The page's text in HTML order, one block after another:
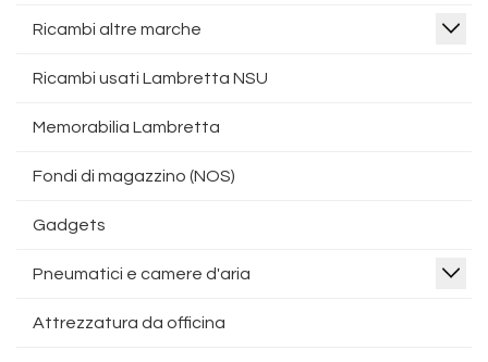
Ricambi altre marche
Ricambi usati Lambretta NSU
Memorabilia Lambretta
Fondi di magazzino (NOS)
Gadgets
Pneumatici e camere d'aria
Attrezzatura da officina